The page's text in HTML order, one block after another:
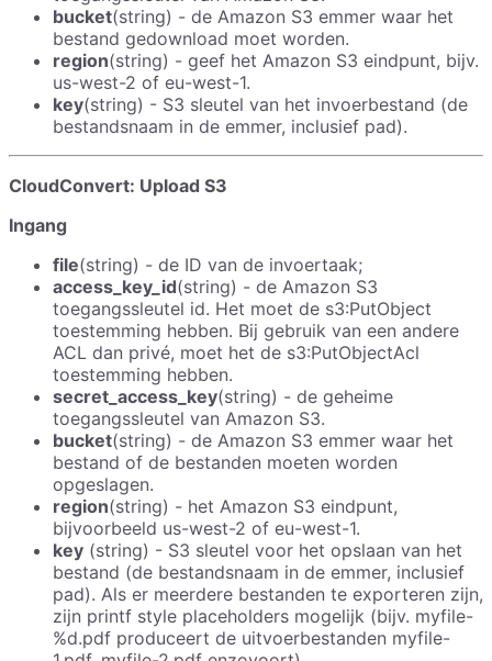
bucket(string) - de Amazon S3 emmer waar het
bestand gedownload moet worden.
region(string) - geef het Amazon S3 eindpunt, bijv.
us-west-2 of eu-west-1.
key(string) - S3 sleutel van het invoerbestand (de
bestandsnaam in de emmer, inclusief pad).
CloudConvert: Upload S3
Ingang
file(string) - de ID van de invoertaak;
access_key_id(string) - de Amazon S3
toegangssleutel id. Het moet de s3:PutObject
toestemming hebben. Bij gebruik van een andere
ACL dan privé, moet het de s3:PutObjectAcl
toestemming hebben.
secret_access_key(string) - de geheime
toegangssleutel van Amazon S3.
bucket(string) - de Amazon S3 emmer waar het
bestand of de bestanden moeten worden
opgeslagen.
region(string) - het Amazon S3 eindpunt,
bijvoorbeeld us-west-2 of eu-west-1.
key (string) - S3 sleutel voor het opslaan van het
bestand (de bestandsnaam in de emmer, inclusief
pad). Als er meerdere bestanden te exporteren zijn,
zijn printf style placeholders mogelijk (bijv. myfile-
%d.pdf produceert de uitvoerbestanden myfile-